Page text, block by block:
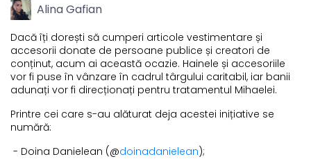
Alina Gafian
Dacă îți dorești să cumperi articole vestimentare și
accesorii donate de persoane publice și creatori de
conținut, acum ai această ocazie. Hainele și accesoriile
vor fi puse în vânzare în cadrul târgului caritabil, iar banii
adunați vor fi direcționați pentru tratamentul Mihaelei.
Printre cei care s-au alăturat deja acestei inițiative se
numără:
- Doina Danielean (@doinadanielean);